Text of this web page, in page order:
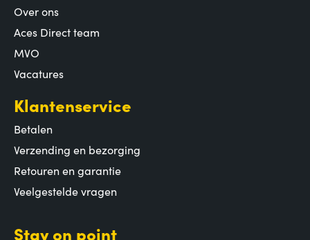
Over ons
Aces Direct team
MVO
Vacatures
Klantenservice
Betalen
Verzending en bezorging
Retouren en garantie
Veelgestelde vragen
Stay on point